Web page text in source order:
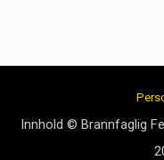
Innhold © Brannfaglig